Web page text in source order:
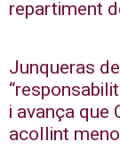
repartiment
Junqueras
i avança que
acollint